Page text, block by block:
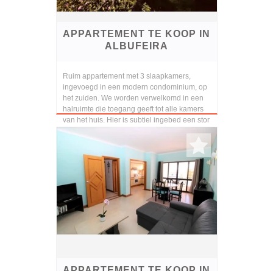
APPARTEMENT TE KOOP IN
ALBUFEIRA
Ruim appartement met 3 slaapkamers,
ingevoegd in een modern condominium, op
het zuiden. We worden verwelkomd in een
halruimte die toegang geeft tot alle kamers
van het huis. Hier is subtiel ingebed een stor